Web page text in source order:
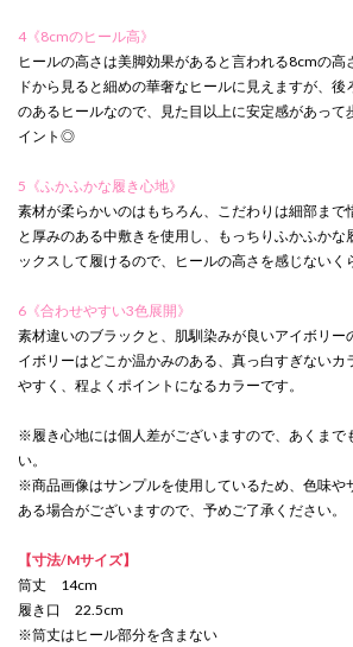
4《8cmのヒール高》
ヒールの高さは美脚効果があると言われる8cmの高
ドから見ると細めの華奢なヒールに見えますが、
のあるヒールなので、見た目以上に安定感があって
イント◎
5《ふかふかな履き心地》
素材が柔らかいのはもちろん、こだわりは細部まで
と厚みのある中敷きを使用し、もっちりふかふかな
ックスして履けるので、ヒールの高さを感じないく
6《合わせやすい3色展開》
素材違いのブラックと、肌馴染みが良いアイボリー
イボリーはどこか温かみのある、真っ白すぎないカ
やすく、程よくポイントになるカラーです。
※履き心地には個人差がございますので、あくまで
い。
※商品画像はサンプルを使用しているため、色味や
ある場合がございますので、予めご了承ください。
【寸法/Mサイズ】
筒丈 14cm
履き口 22.5cm
※筒丈はヒール部分を含まない